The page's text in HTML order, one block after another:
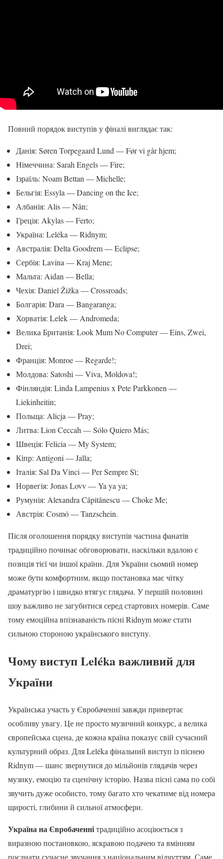
Повний порядок виступів у фіналі виглядає так:
Данія: Søren Torpegaard Lund — Før vi går hjem;
Німеччина: Sarah Engels — Fire;
Ізраїль: Noam Bettan — Michelle;
Бельгія: Essyla — Dancing on the Ice;
Албанія: Alis — Nân;
Греція: Akylas — Ferto;
Україна: Leléka — Ridnym;
Австралія: Delta Goodrem — Eclipse;
Сербія: Lavina — Kraj Mene;
Мальта: Aidan — Bella;
Чехія: Daniel Žižka — Crossroads;
Болгарія: Dara — Bangaranga;
Хорватія: Lelek — Andromeda;
Велика Британія: Look Mum No Computer — Eins, Zwei,
Drei;
Франція: Monroe — Regarde!;
Молдова: Satoshi — Viva, Moldova!;
Фінляндія: Linda Lampenius x Pete Parkkonen —
Liekinheitin;
Польща: Alicja — Pray;
Литва: Lion Ceccah — Sólo Quiero Más;
Швеція: Felicia — My System;
Кіпр: Antigoni — Jalla;
Італія: Sal Da Vinci — Per Sempre Sì;
Норвегія: Jonas Lovv — Ya ya ya;
Румунія: Alexandra Căpitănescu — Choke Me;
Австрія: Cosmó — Tanzschein.
Після оголошення порядку виступів частина фанатів
традиційно починає обговорювати, наскільки вдалою є
позиція тієї чи іншої країни. Для України сьомий номер
може бути комфортним, якщо постановка має чітку
драматургію і швидко втягує глядача. У першій половині
шоу важливо не загубитися серед стартових номерів. Саме
тому емоційна впізнаваність пісні Ridnym може стати
сильною стороною українського виступу.
Чому виступ Leléka важливий для
України
Українська участь у Євробаченні завжди привертає
особливу увагу. Це не просто музичний конкурс, а велика
європейська сцена, де кожна країна показує свій сучасний
культурний образ. Для Leléka фінальний виступ із піснею
Ridnym — шанс звернутися до мільйонів глядачів через
музику, емоцію та сценічну історію. Назва пісні сама по собі
звучить дуже особисто, тому багато хто чекатиме від номера
щирості, глибини й сильної атмосфери.
Україна на Євробаченнітрадиційно асоціюється з
виразною постановкою, яскравою подачею та вмінням
поєднати сучасне звучання з національним відчуттям. Саме